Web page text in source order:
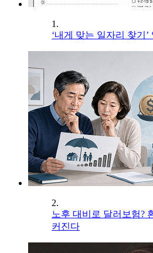
1.
‘내게 맞는 일자리 찾기
2.
노후 대비로 달러보험?
커진다